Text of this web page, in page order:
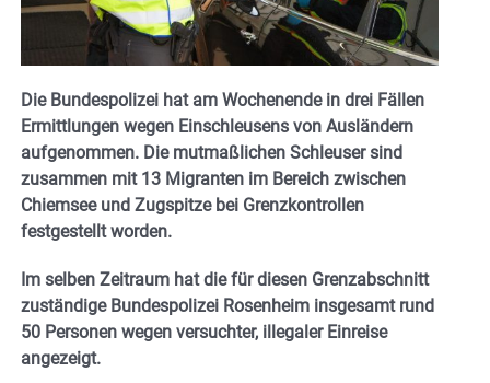
Die Bundespolizei hat am Wochenende in drei Fällen
Ermittlungen wegen Einschleusens von Ausländern
aufgenommen. Die mutmaßlichen Schleuser sind
zusammen mit 13 Migranten im Bereich zwischen
Chiemsee und Zugspitze bei Grenzkontrollen
festgestellt worden.
Im selben Zeitraum hat die für diesen Grenzabschnitt
zuständige Bundespolizei Rosenheim insgesamt rund
50 Personen wegen versuchter, illegaler Einreise
angezeigt.